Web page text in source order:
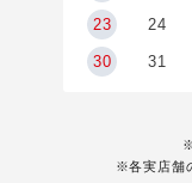
23 24
30 31
※各実店舗